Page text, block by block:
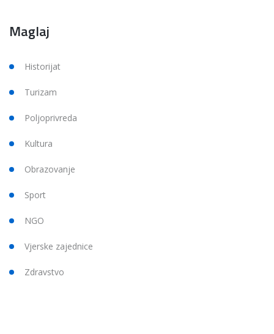
Maglaj
Historijat
Turizam
Poljoprivreda
Kultura
Obrazovanje
Sport
NGO
Vjerske zajednice
Zdravstvo